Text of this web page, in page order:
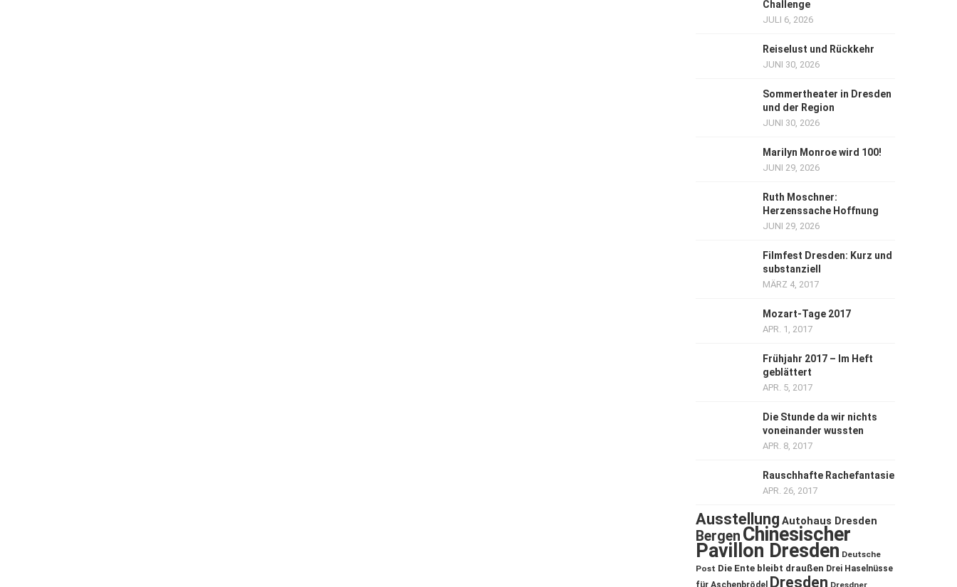
Challenge
JULI 6, 2026
Reiselust und Rückkehr
JUNI 30, 2026
Sommertheater in Dresden
und der Region
JUNI 30, 2026
Marilyn Monroe wird 100!
JUNI 29, 2026
Ruth Moschner:
Herzenssache Hoffnung
JUNI 29, 2026
Filmfest Dresden: Kurz und
substanziell
MÄRZ 4, 2017
Mozart-Tage 2017
APR. 1, 2017
Frühjahr 2017 – Im Heft
geblättert
APR. 5, 2017
Die Stunde da wir nichts
voneinander wussten
APR. 8, 2017
Rauschhafte Rachefantasie
APR. 26, 2017
Ausstellung Autohaus Dresden
Bergen Chinesischer
Pavillon Dresden Deutsche
Post Die Ente bleibt draußen Drei Haselnüsse
Dresden